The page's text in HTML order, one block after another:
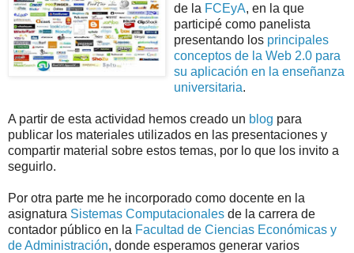
de la FCEyA, en la que
participé como panelista
presentando los principales
conceptos de la Web 2.0 para
su aplicación en la enseñanza
universitaria.
A partir de esta actividad hemos creado un blog para
publicar los materiales utilizados en las presentaciones y
compartir material sobre estos temas, por lo que los invito a
seguirlo.
Por otra parte me he incorporado como docente en la
asignatura Sistemas Computacionales de la carrera de
contador público en la Facultad de Ciencias Económicas y
de Administración, donde esperamos generar varios